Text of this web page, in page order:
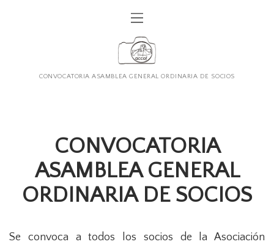
CONVOCATORIA ASAMBLEA GENERAL ORDINARIA DE SOCIOS
CONVOCATORIA
ASAMBLEA GENERAL
ORDINARIA DE SOCIOS
Se convoca a todos los socios de la Asociación